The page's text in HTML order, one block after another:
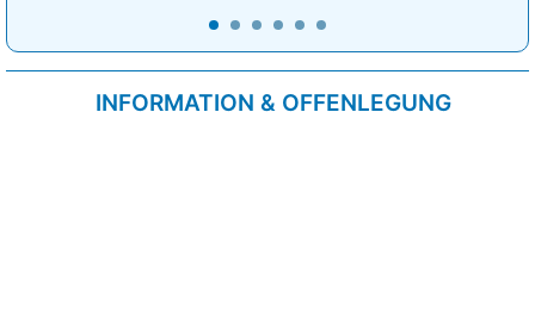
INFORMATION & OFFENLEGUNG